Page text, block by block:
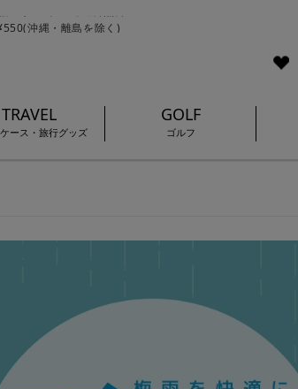
沖縄・離島を除く)
TRAVEL
ース・旅行グッズ
GOLF
ゴルフ